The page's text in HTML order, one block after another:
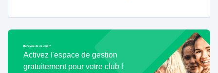
Bénévole de ce club ?
Activez l'espace de gestion
gratuitement pour votre club !